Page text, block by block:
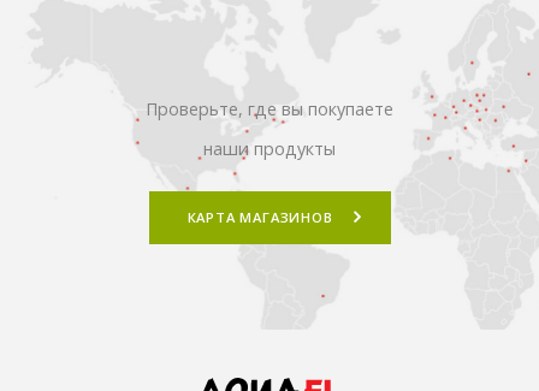
Проверьте, где вы покупаете
наши продукты
КАРТА МАГАЗИНОВ